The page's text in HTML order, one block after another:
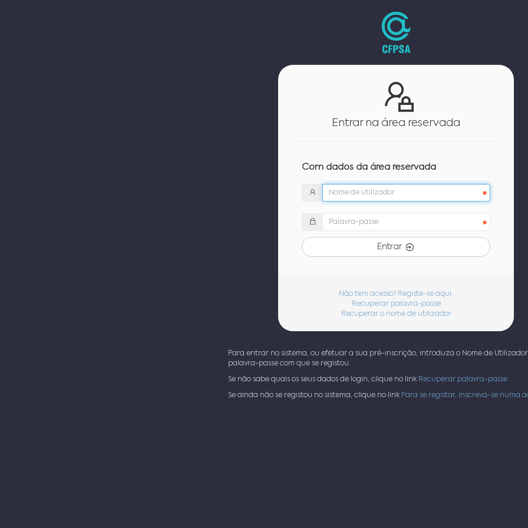
Entrar na área reservada
Com dados da área reservada
Entrar
Não tem acesso? Registe-se aqui.
Recuperar palavra-passe
Recuperar o nome de utilizador
Para entrar no sistema, ou efetuar a sua pré-inscrição, introduza o Nome de
palavra-passe com que se registou.
Se não sabe quais os seus dados de login, clique no link Recuperar palavra-passe .
Se ainda não se registou no sistema, clique no link Para se registar, inscreva-se numa